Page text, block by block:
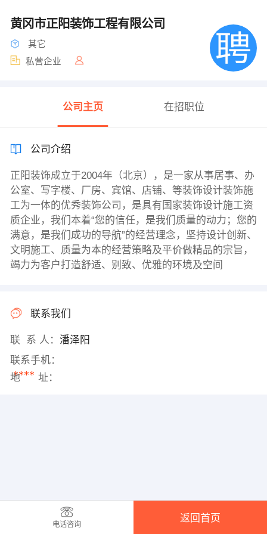
黄冈市正阳装饰工程有限公司
其它
私营企业
公司主页 在招职位
公司介绍
正阳装饰成立于2004年（北京），是一家从事居事、办
公室、写字楼、厂房、宾馆、店铺、等装饰设计装饰施
工为一体的优秀装饰公司，是具有国家装饰设计施工资
质企业，我们本着“您的信任，是我们质量的动力；您的
满意，是我们成功的导航”的经营理念，坚持设计创新、
文明施工、质量为本的经营策略及平价做精品的宗旨，
竭力为客户打造舒适、别致、优雅的环境及空间
联系我们
联 系 人： 潘泽阳
联系手机：
****
地 址：
电话咨询
返回首页